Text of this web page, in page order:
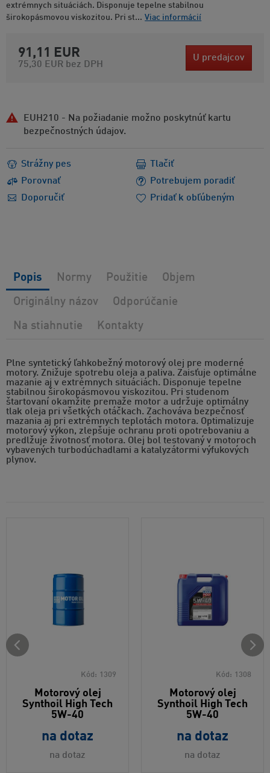
extrémnych situáciách. Disponuje tepelne stabilnou
širokopásmovou viskozitou. Pri st... Viac informácií
91,11 EUR
75,30 EUR bez DPH
U predajcov
EUH210 - Na požiadanie možno poskytnúť kartu
bezpečnostných údajov.
Strážny pes
Porovnať
Potrebujem poradiť
Doporučiť
Tlačiť
Pridať k obľúbeným
Plne syntetický ľahkobežný motorový olej pre moderné
motory. Znižuje spotrebu oleja a paliva. Zaisťuje optimálne
mazanie aj v extrémnych situáciách. Disponuje tepelne
stabilnou širokopásmovou viskozitou. Pri studenom
štartovaní okamžite premaže motor a udržuje optimálny
tlak oleja pri všetkých otáčkach. Zachováva bezpečnosť
mazania aj pri extrémnych teplotách motora. Optimalizuje
motorový výkon, zlepšuje ochranu proti opotrebovaniu a
predlžuje životnosť motora. Olej bol testovaný v motoroch
vybavených turbodúchadlami a katalyzátormi výfukových
plynov.
Popis Normy Použitie Objem
Originálny názov Odporúčanie
Na stiahnutie Kontakty
Kód: 1309
Motorový olej
Synthoil High Tech
5W-40
na dotaz
na dotaz
Kód: 1308
Motorový olej
Synthoil High Tech
5W-40
na dotaz
na dotaz